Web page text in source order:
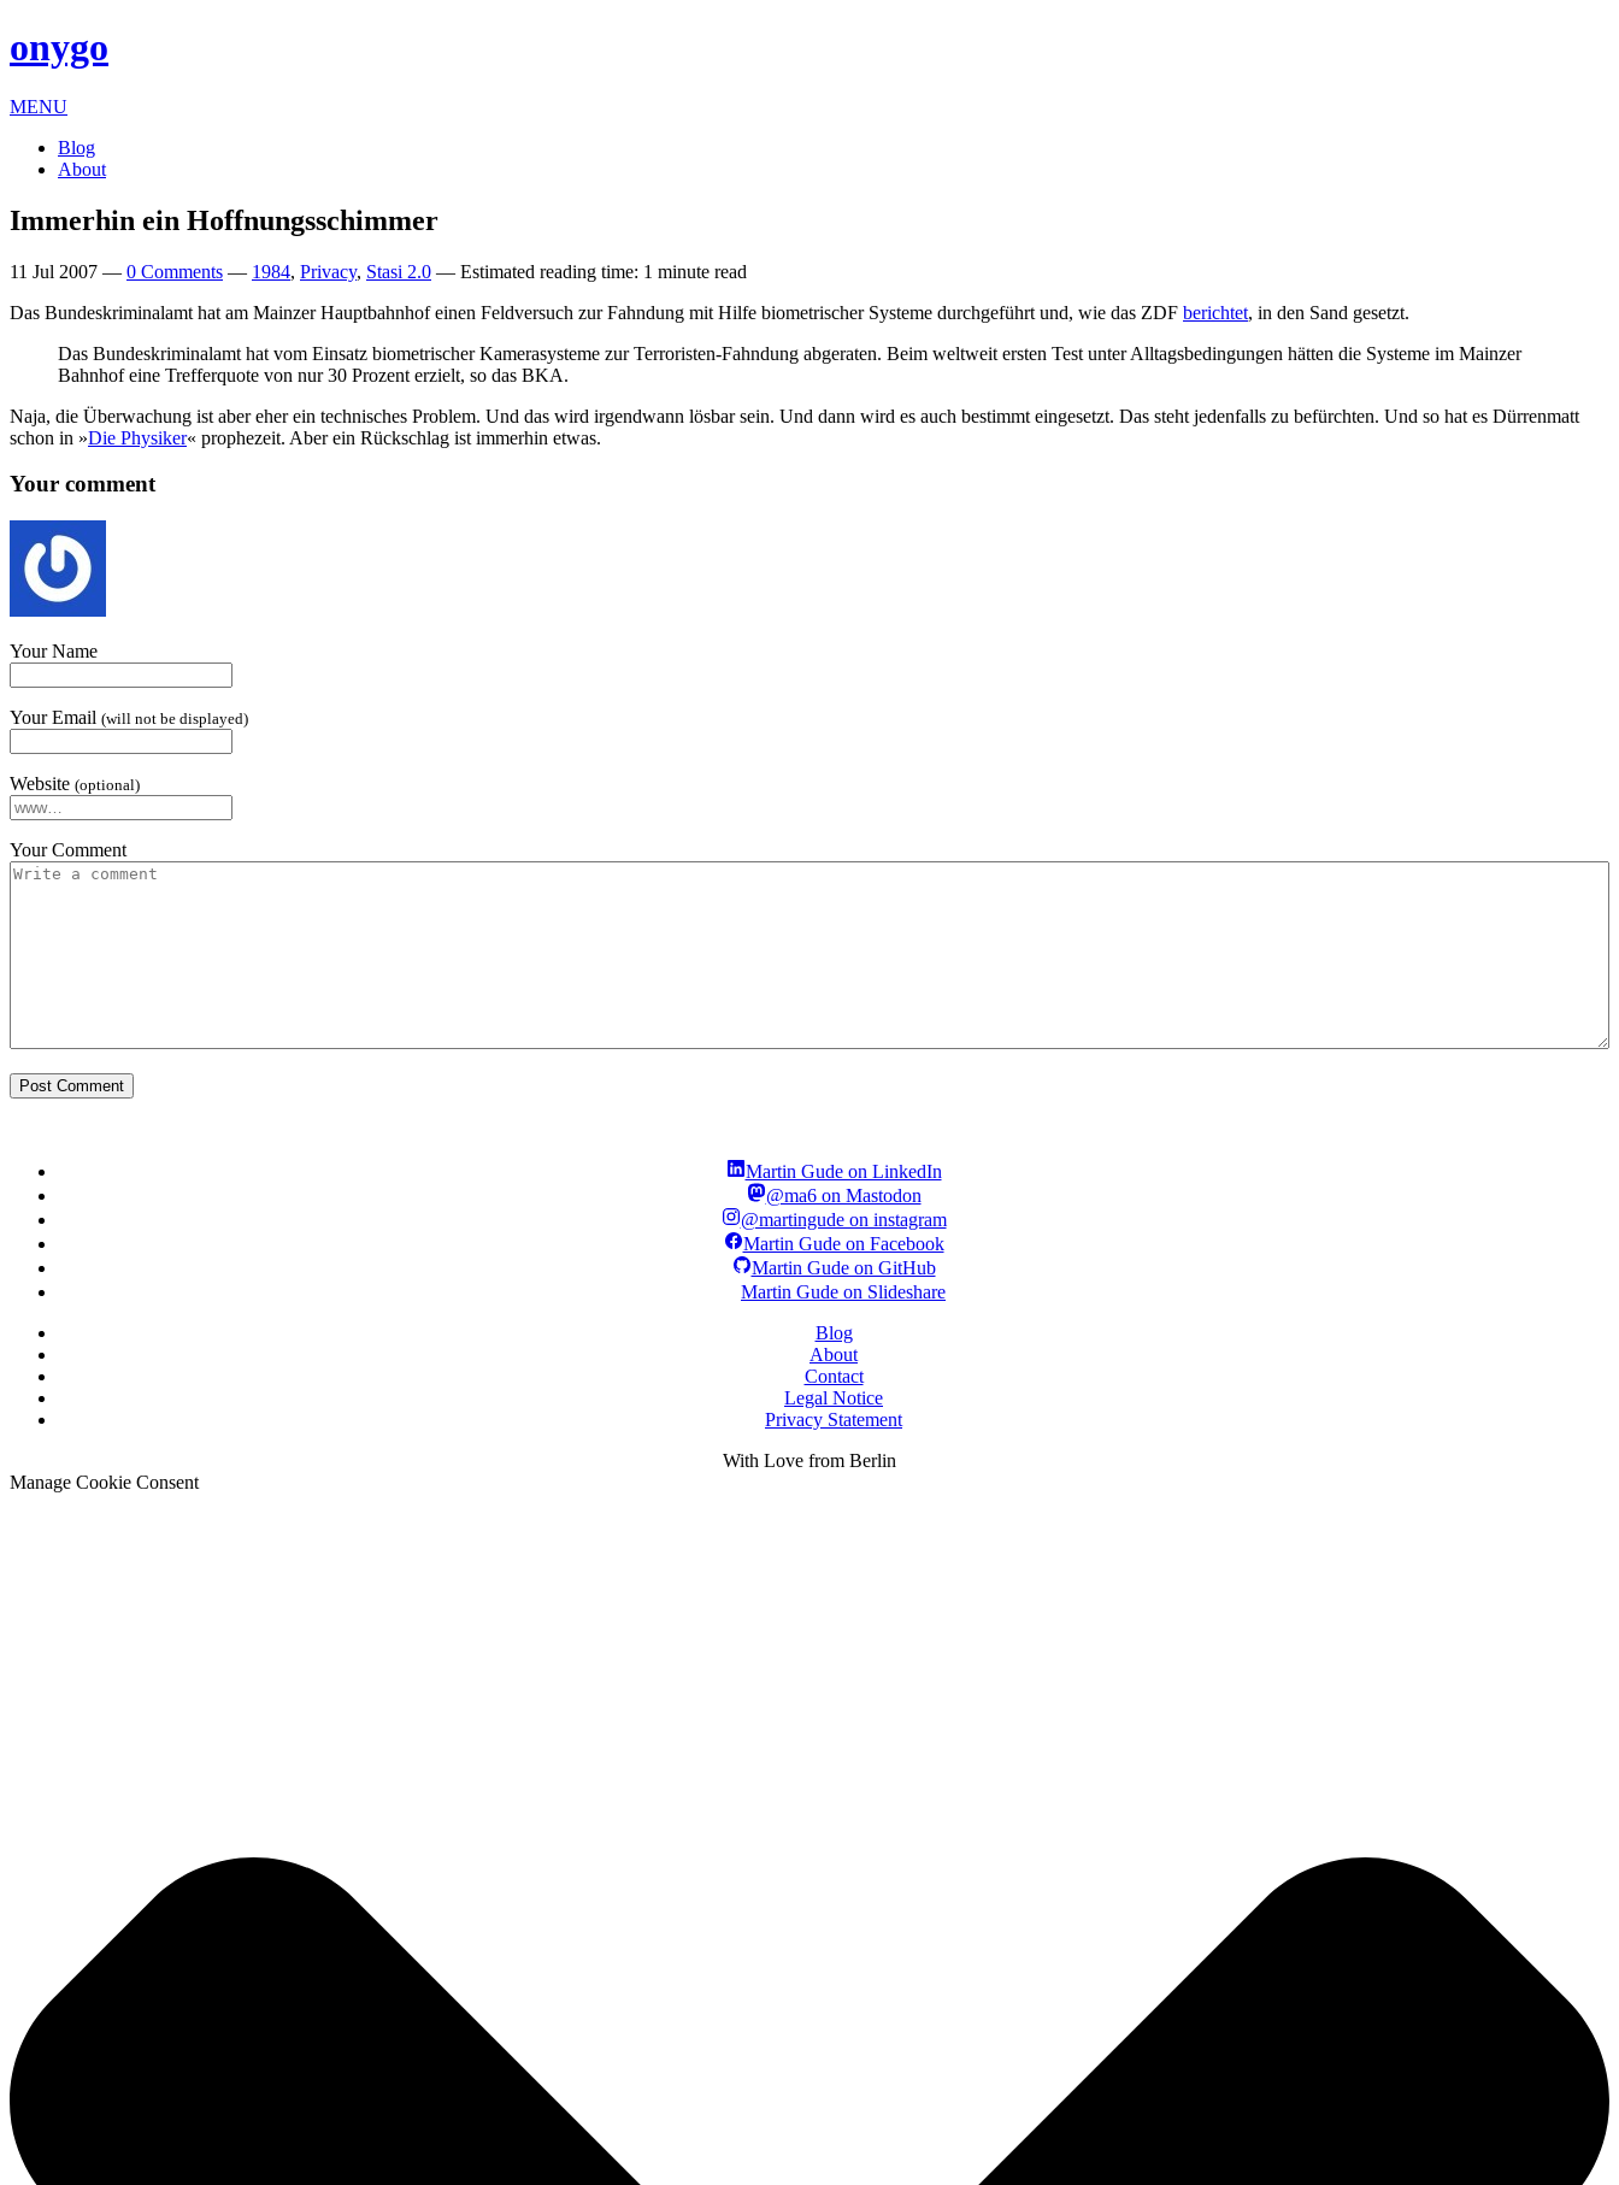
onygo
MENU
Blog
About
Immerhin ein Hoffnungsschimmer
11 Jul 2007 — 0 Comments — 1984, Privacy, Stasi 2.0 — Estimated reading time: 1 minute read
Das Bundeskrim­in­alamt hat am Main­zer Haupt­bahnhof ein­en Feld­ver­such zur Fahndung mit Hil­fe bio­met­rischer Systeme durchge­führt und, wie das ZDF berichtet, in den Sand gesetzt.
Das Bundeskrim­in­alamt hat vom Ein­satz bio­met­rischer Kam­er­asysteme zur Ter­ror­isten-Fahndung abger­aten. Beim welt­weit ersten Test unter All­tags­bedin­gun­gen hät­ten die Systeme im Main­zer
Bahnhof eine Tref­fer­quote von nur 30 Prozent erzielt, so das BKA.
Naja, die Über­wachung ist aber eher ein tech­nisches Prob­lem. Und das wird irgend­wann lös­bar sein. Und dann wird es auch bestim­mt einge­set­zt. Das steht jeden­falls zu befürcht­en. Und so hat es Dür­ren­matt
schon in »Die Physiker« proph­ezeit. Aber ein Rücksch­lag ist immer­hin etwas.
Your comment
Your Name
Your Email (will not be displayed)
Website (optional)
Your Comment
Martin Gude on LinkedIn
@ma6 on Mastodon
@martingude on instagram
Martin Gude on Facebook
Martin Gude on GitHub
Martin Gude on Slideshare
Blog
About
Contact
Legal Notice
Privacy Statement
With Love from Berlin
Manage Cookie Consent